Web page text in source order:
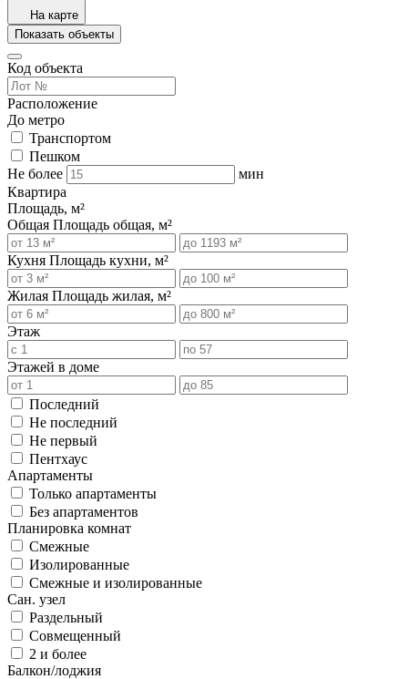
На карте
Показать объекты
Код объекта
Расположение
До метро
Транспортом
Пешком
Не более
мин
Квартира
Площадь, м²
Общая Площадь общая, м²
Кухня Площадь кухни, м²
Жилая Площадь жилая, м²
Этаж
Этажей в доме
Последний
Не последний
Не первый
Пентхаус
Апартаменты
Только апартаменты
Без апартаментов
Планировка комнат
Смежные
Изолированные
Смежные и изолированные
Сан. узел
Раздельный
Совмещенный
2 и более
Балкон/лоджия